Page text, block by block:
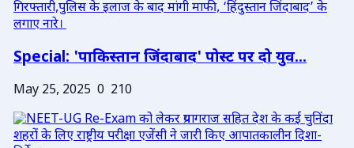
Special: 'पाकिस्तान जिंदाबाद' पोस्ट पर दो युव...
May 25, 2025 0 210